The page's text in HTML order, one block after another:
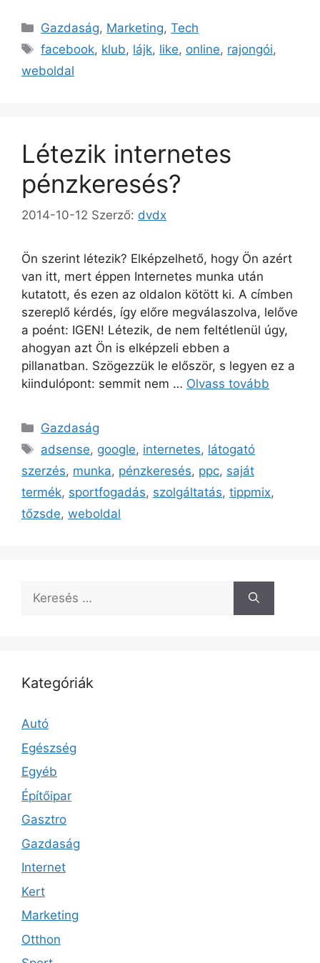
Kategória
Gazdaság, Marketing,Tech
Címkék
facebook, klub, lájk, like, online, rajongói,
weboldal
Létezik internetes
pénzkeresés?
2014-10-12 Szerző: dvdx
Ön szerint létezik? Elképzelhető, hogy Ön azért
van itt, mert éppen Internetes munka után
kutatott, és ezen az oldalon kötött ki. A címben
szereplő kérdés, így előre megválaszolva, lelőve
a poént: IGEN! Létezik, de nem feltétlenül úgy,
ahogyan azt Ön is elképzeli ebben a
pillanatban. Szögezzük le először, s legyen ez a
kiindulópont: semmit nem … Olvass tovább
Kategória
Gazdaság
Címkék
adsense, google, internetes, látogató
szerzés, munka, pénzkeresés, ppc, saját
termék, sportfogadás, szolgáltatás, tippmix,
tőzsde, weboldal
Keresés:
Kategóriák
Autó
Egészség
Egyéb
Építőipar
Gasztro
Gazdaság
Internet
Kert
Marketing
Otthon